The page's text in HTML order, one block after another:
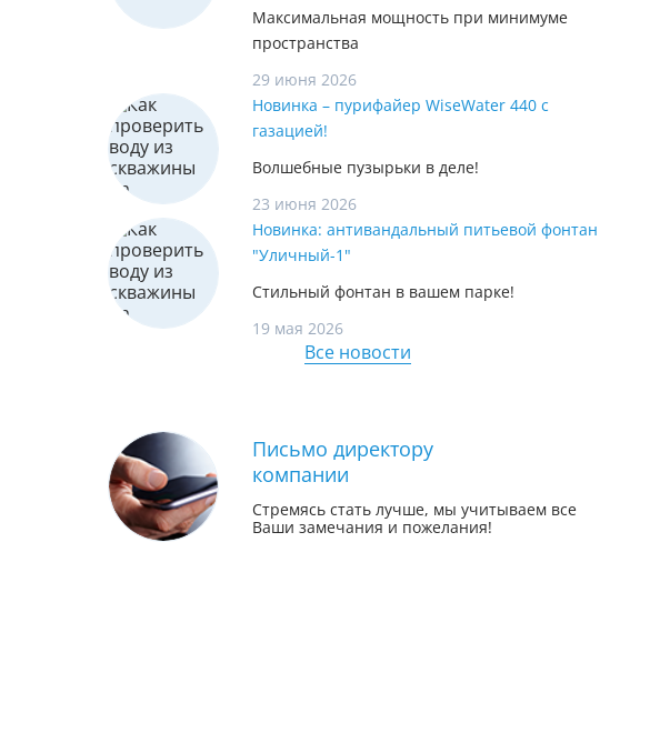
Максимальная мощность при минимуме
пространства
29 июня 2026
Новинка – пурифайер WiseWater 440 с
газацией!
Волшебные пузырьки в деле!
23 июня 2026
Новинка: антивандальный питьевой фонтан
"Уличный-1"
Стильный фонтан в вашем парке!
19 мая 2026
Все новости
Письмо директору
компании
Стремясь стать лучше, мы учитываем все
Ваши замечания и пожелания!